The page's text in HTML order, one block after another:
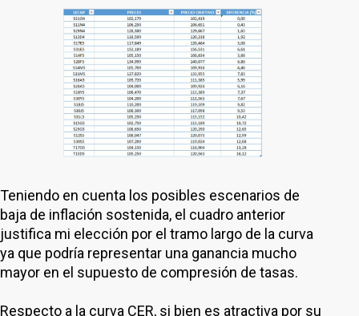
Teniendo en cuenta los posibles escenarios de
baja de inflación sostenida, el cuadro anterior
justifica mi elección por el tramo largo de la curva
ya que podría representar una ganancia mucho
mayor en el supuesto de compresión de tasas.
Respecto a la curva CER, si bien es atractiva por su